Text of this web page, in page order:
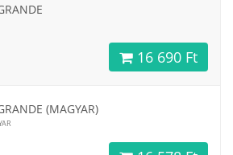
16 690 Ft
(MAGYAR)